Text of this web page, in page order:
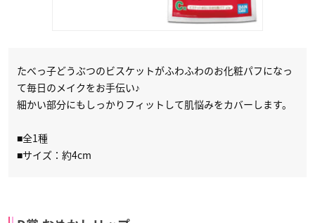
たべっ子どうぶつのビスケットがふわふわのお化粧パフになっ
て毎日のメイクをお手伝い♪
細かい部分にもしっかりフィットして肌悩みをカバーします。​
■全1種
■サイズ：約4cm